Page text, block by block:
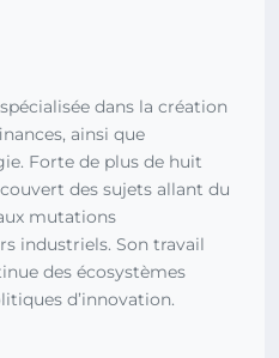
dans la création
ainsi que
Forte de plus de huit
couvert des sujets allant du
mutations
industriels. Son travail
des écosystèmes
d’innovation.